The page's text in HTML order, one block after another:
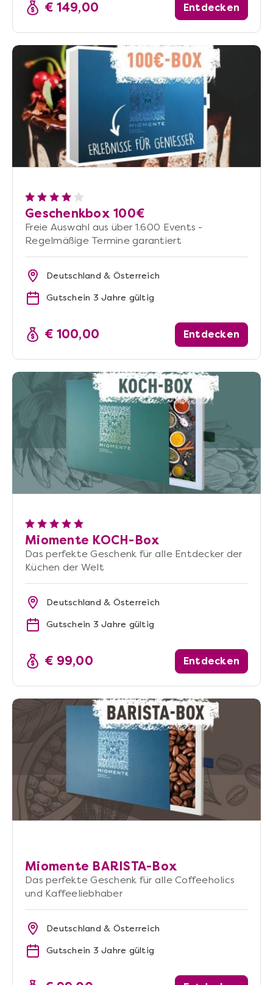
€ 149,00 Entdecken
Geschenkbox 100€
Freie Auswahl aus über 1.600 Events -
Regelmäßige Termine garantiert
Deutschland & Österreich
Gutschein 3 Jahre gültig
€ 100,00 Entdecken
Miomente KOCH-Box
Das perfekte Geschenk für alle Entdecker der
Küchen der Welt
Deutschland & Österreich
Gutschein 3 Jahre gültig
€ 99,00 Entdecken
Miomente BARISTA-Box
Das perfekte Geschenk für alle Coffeeholics
und Kaffeeliebhaber
Deutschland & Österreich
Gutschein 3 Jahre gültig